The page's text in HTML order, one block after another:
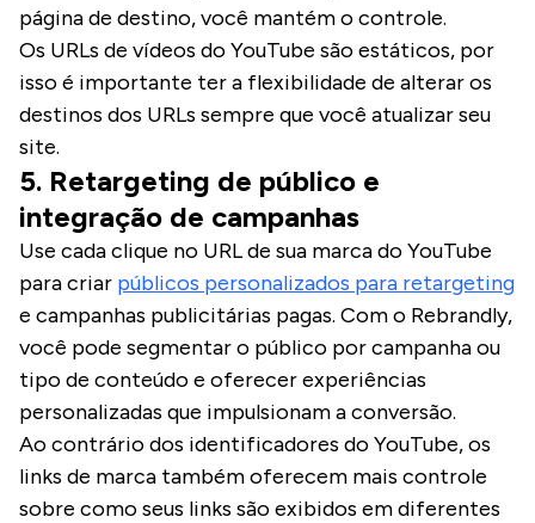
página de destino, você mantém o controle.
Os URLs de vídeos do YouTube são estáticos, por
isso é importante ter a flexibilidade de alterar os
destinos dos URLs sempre que você atualizar seu
site.
5. Retargeting de público e
integração de campanhas
Use cada clique no URL de sua marca do YouTube
para criar públicos personalizados para retargeting
e campanhas publicitárias pagas. Com o Rebrandly,
você pode segmentar o público por campanha ou
tipo de conteúdo e oferecer experiências
personalizadas que impulsionam a conversão.
Ao contrário dos identificadores do YouTube, os
links de marca também oferecem mais controle
sobre como seus links são exibidos em diferentes